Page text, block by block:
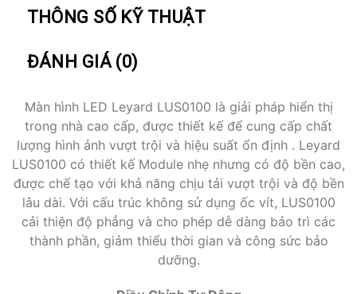
THÔNG SỐ KỸ THUẬT
ĐÁNH GIÁ (0)
Màn hình LED Leyard LUS0100 là giải pháp hiển thị
trong nhà cao cấp, được thiết kế để cung cấp chất
lượng hình ảnh vượt trội và hiệu suất ổn định . Leyard
LUS0100 có thiết kế Module nhẹ nhưng có độ bền cao,
được chế tạo với khả năng chịu tải vượt trội và độ bền
lâu dài. Với cấu trúc không sử dụng ốc vít, LUS0100
cải thiện độ phẳng và cho phép dễ dàng bảo trì các
thành phần, giảm thiểu thời gian và công sức bảo
dưỡng.